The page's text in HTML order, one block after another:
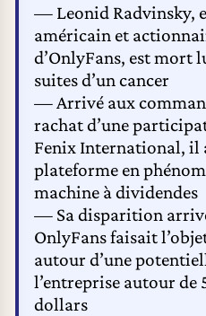
— Leonid Radvinsky,
américain et
d’OnlyFans, est mort
suites d’un cancer
— Arrivé aux
rachat d’une
Fenix International, il
plateforme en
machine à dividendes
— Sa disparition
OnlyFans faisait
autour d’une
l’entreprise autour de
dollars